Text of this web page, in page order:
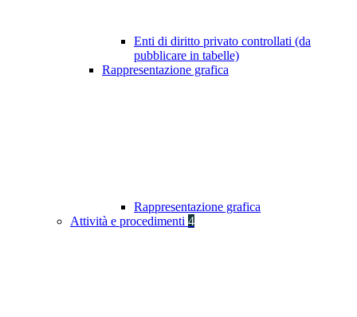
Enti di diritto privato controllati (da
pubblicare in tabelle)
Rappresentazione grafica
Rappresentazione grafica
Attività e procedimenti 4